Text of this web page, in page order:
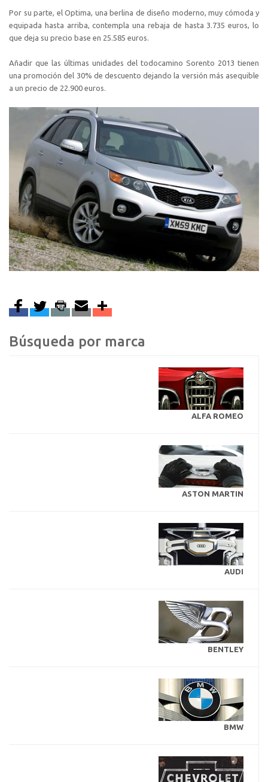
Por su parte, el Optima, una berlina de diseño moderno, muy cómoda y
equipada hasta arriba, contempla una rebaja de hasta 3.735 euros, lo
que deja su precio base en 25.585 euros.
Añadir que las últimas unidades del todocamino Sorento 2013 tienen
una promoción del 30% de descuento dejando la versión más asequible
a un precio de 22.900 euros.
Búsqueda por marca
ALFA ROMEO
ASTON MARTIN
AUDI
BENTLEY
BMW